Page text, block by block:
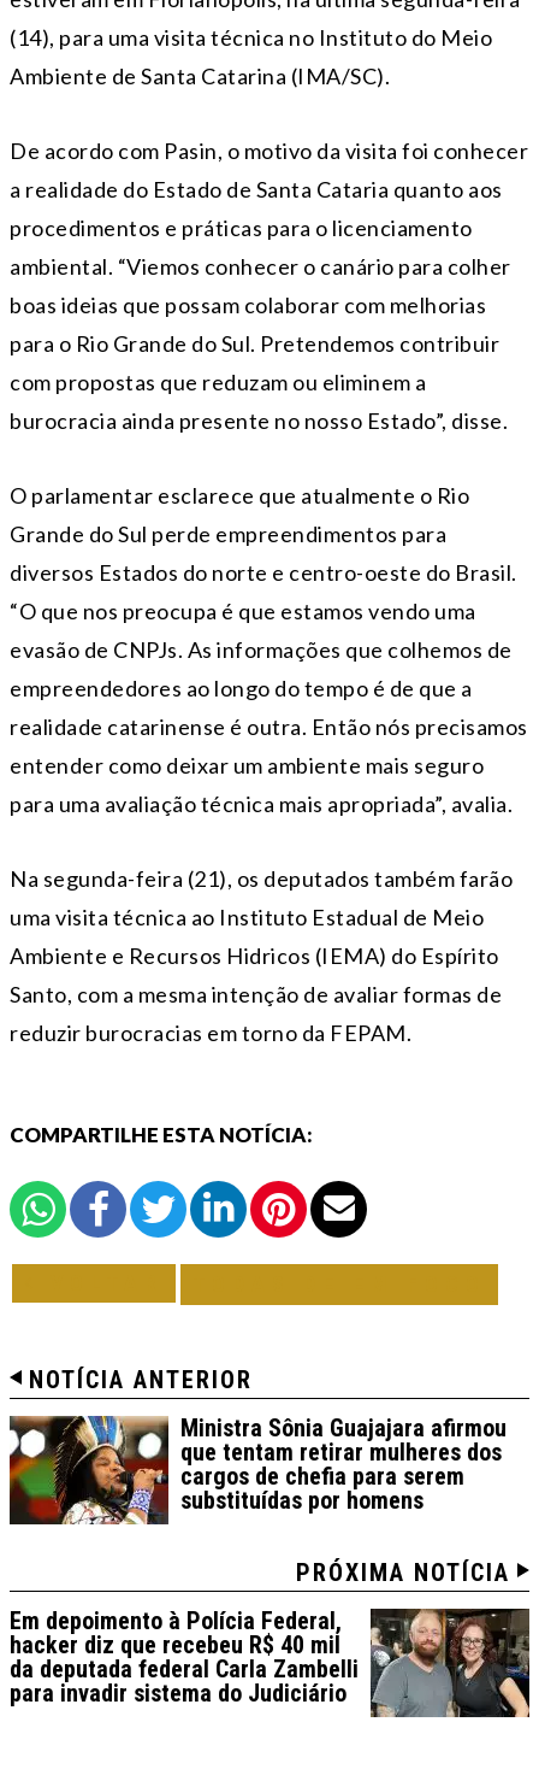
(14), para uma visita técnica no Instituto do Meio
Ambiente de Santa Catarina (IMA/SC).
De acordo com Pasin, o motivo da visita foi conhecer
a realidade do Estado de Santa Cataria quanto aos
procedimentos e práticas para o licenciamento
ambiental. “Viemos conhecer o canário para colher
boas ideias que possam colaborar com melhorias
para o Rio Grande do Sul. Pretendemos contribuir
com propostas que reduzam ou eliminem a
burocracia ainda presente no nosso Estado”, disse.
O parlamentar esclarece que atualmente o Rio
Grande do Sul perde empreendimentos para
diversos Estados do norte e centro-oeste do Brasil.
“O que nos preocupa é que estamos vendo uma
evasão de CNPJs. As informações que colhemos de
empreendedores ao longo do tempo é de que a
realidade catarinense é outra. Então nós precisamos
entender como deixar um ambiente mais seguro
para uma avaliação técnica mais apropriada”, avalia.
Na segunda-feira (21), os deputados também farão
uma visita técnica ao Instituto Estadual de Meio
Ambiente e Recursos Hidricos (IEMA) do Espírito
Santo, com a mesma intenção de avaliar formas de
reduzir burocracias em torno da FEPAM.
COMPARTILHE ESTA NOTÍCIA:
NOTÍCIA ANTERIOR
Ministra Sônia Guajajara afirmou
que tentam retirar mulheres dos
cargos de chefia para serem
substituídas por homens
PRÓXIMA NOTÍCIA
Em depoimento à Polícia Federal,
hacker diz que recebeu R$ 40 mil
da deputada federal Carla Zambelli
para invadir sistema do Judiciário